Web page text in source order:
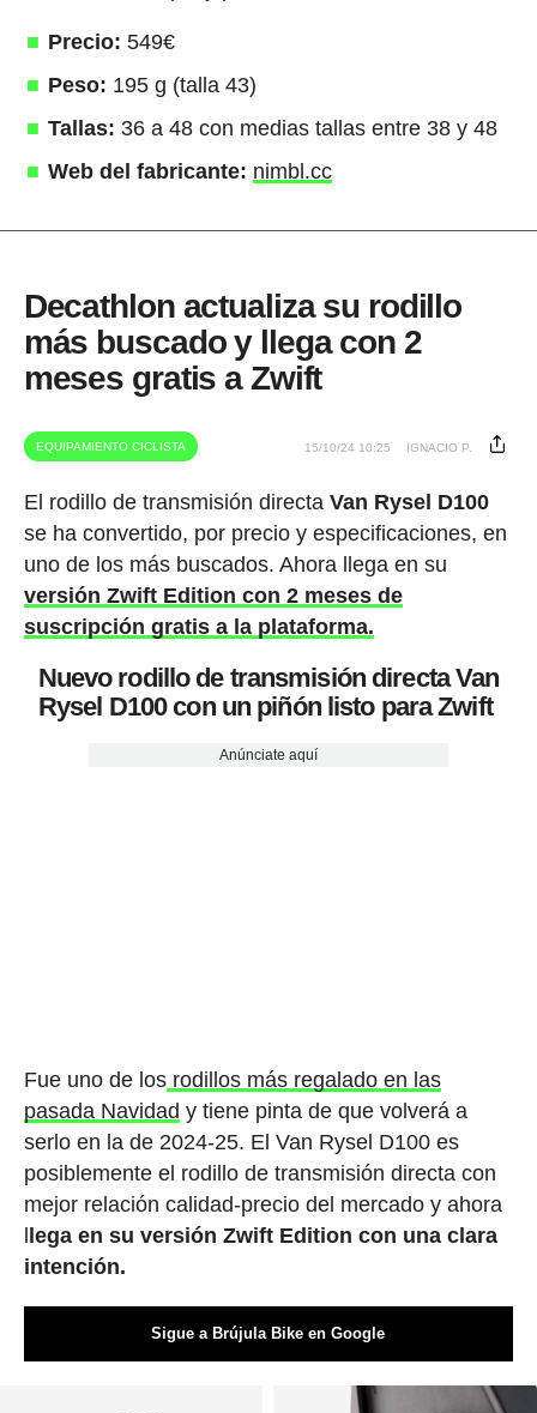
Precio: 549€
Peso: 195 g (talla 43)
Tallas: 36 a 48 con medias tallas entre 38 y 48
Web del fabricante: nimbl.cc
Decathlon actualiza su rodillo
más buscado y llega con 2
meses gratis a Zwift
EQUIPAMIENTO CICLISTA 15/10/24 10:25 IGNACIO P.
El rodillo de transmisión directa Van Rysel D100
se ha convertido, por precio y especificaciones, en
uno de los más buscados. Ahora llega en su
versión Zwift Edition con 2 meses de
suscripción gratis a la plataforma.
Nuevo rodillo de transmisión directa Van
Rysel D100 con un piñón listo para Zwift
Anúnciate aquí
Fue uno de losrodillos más regalado en las
pasada Navidad y tiene pinta de que volverá a
serlo en la de 2024-25. El Van Rysel D100 es
posiblemente el rodillo de transmisión directa con
mejor relación calidad-precio del mercado y ahora
llega en su versión Zwift Edition con una clara
intención.
Sigue a Brújula Bike en Google